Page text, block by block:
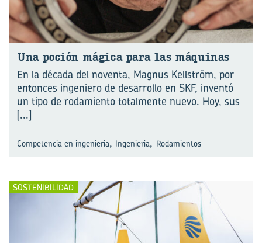
Una po­ción má­gi­ca para las má­qui­nas
En la década del noventa, Magnus Kellström, por
entonces ingeniero de desarrollo en SKF, inventó
un tipo de rodamiento totalmente nuevo. Hoy, sus
[...]
Competencia en ingeniería, Ingeniería, Rodamientos
SOSTENIBILIDAD